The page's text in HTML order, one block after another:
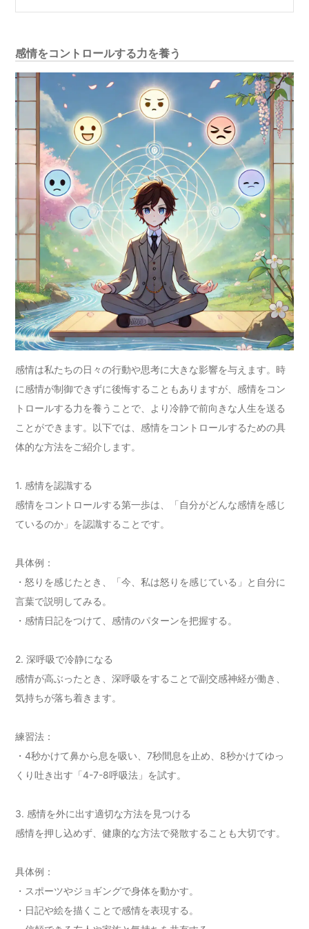
感情をコントロールする力を養う
感情は私たちの日々の行動や思考に大きな影響を与えます。時
に感情が制御できずに後悔することもありますが、感情をコン
トロールする力を養うことで、より冷静で前向きな人生を送る
ことができます。以下では、感情をコントロールするための具
体的な方法をご紹介します。
1. 感情を認識する
感情をコントロールする第一歩は、「自分がどんな感情を感じ
ているのか」を認識することです。
具体例：
・怒りを感じたとき、「今、私は怒りを感じている」と自分に
言葉で説明してみる。
・感情日記をつけて、感情のパターンを把握する。
2. 深呼吸で冷静になる
感情が高ぶったとき、深呼吸をすることで副交感神経が働き、
気持ちが落ち着きます。
練習法：
・4秒かけて鼻から息を吸い、7秒間息を止め、8秒かけてゆっ
くり吐き出す「4-7-8呼吸法」を試す。
3. 感情を外に出す適切な方法を見つける
感情を押し込めず、健康的な方法で発散することも大切です。
具体例：
・スポーツやジョギングで身体を動かす。
・日記や絵を描くことで感情を表現する。